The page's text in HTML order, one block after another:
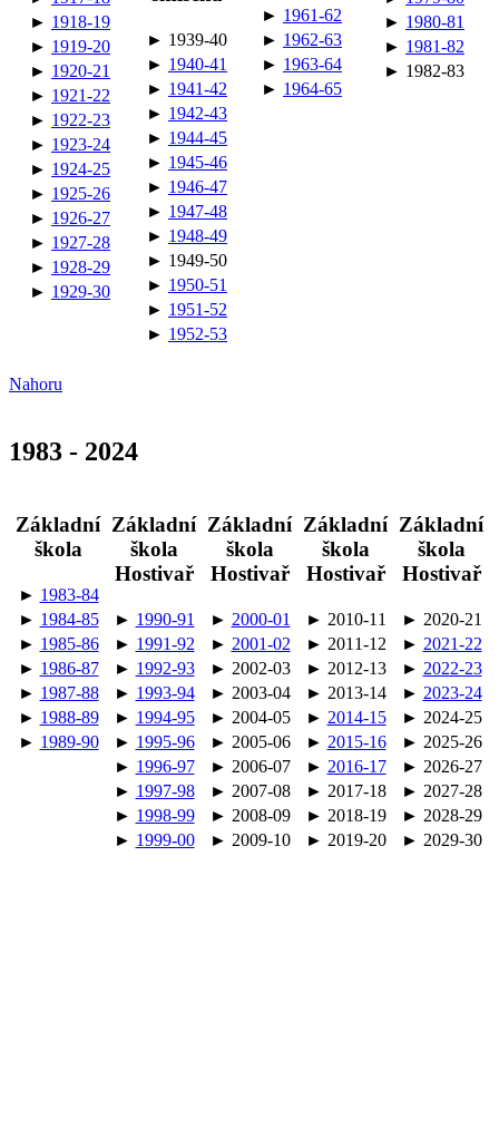
► 1918-19
► 1919-20
► 1920-21
► 1921-22
► 1922-23
► 1923-24
► 1924-25
► 1925-26
► 1926-27
► 1927-28
► 1928-29
► 1929-30
► 1939-40
► 1940-41
► 1941-42
► 1942-43
► 1944-45
► 1945-46
► 1946-47
► 1947-48
► 1948-49
► 1949-50
► 1950-51
► 1951-52
► 1952-53
► 1961-62
► 1962-63
► 1963-64
► 1964-65
► 1980-81
► 1981-82
► 1982-83
Nahoru
1983 - 2024
Základní
škola
► 1983-84
► 1984-85
► 1985-86
► 1986-87
► 1987-88
► 1988-89
► 1989-90
Základní
škola
Hostivař
► 1990-91
► 1991-92
► 1992-93
► 1993-94
► 1994-95
► 1995-96
► 1996-97
► 1997-98
► 1998-99
► 1999-00
Základní
škola
Hostivař
► 2000-01
► 2001-02
► 2002-03
► 2003-04
► 2004-05
► 2005-06
► 2006-07
► 2007-08
► 2008-09
► 2009-10
Základní
škola
Hostivař
► 2010-11
► 2011-12
► 2012-13
► 2013-14
► 2014-15
► 2015-16
► 2016-17
► 2017-18
► 2018-19
► 2019-20
Základní
škola
Hostivař
► 2020-21
► 2021-22
► 2022-23
► 2023-24
► 2024-25
► 2025-26
► 2026-27
► 2027-28
► 2028-29
► 2029-30